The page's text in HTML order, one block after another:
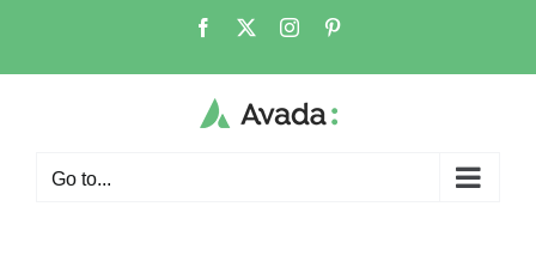
content
Facebook Instagram
Go to...